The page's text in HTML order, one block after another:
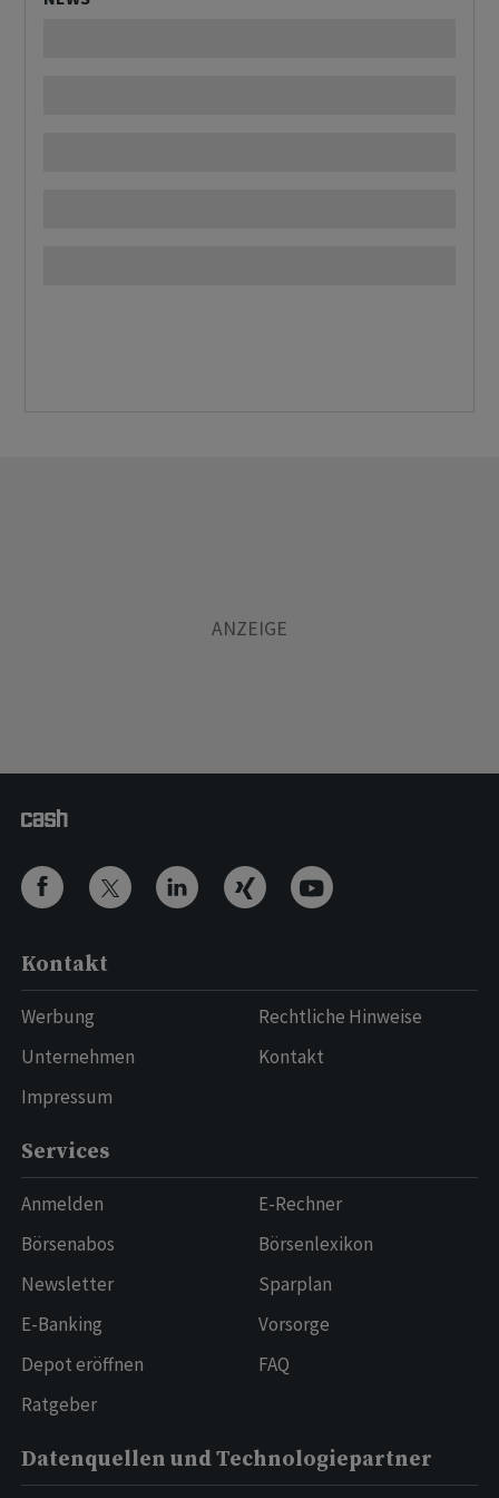
Kontakt
Werbung
Unternehmen
Impressum
Rechtliche Hinweise
Kontakt
Services
Anmelden
Börsenabos
Newsletter
E-Banking
Depot eröffnen
Ratgeber
E-Rechner
Börsenlexikon
Sparplan
Vorsorge
FAQ
Datenquellen und Technologiepartner